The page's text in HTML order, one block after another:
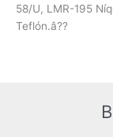
58/U, LMR-195
Teflón.â??